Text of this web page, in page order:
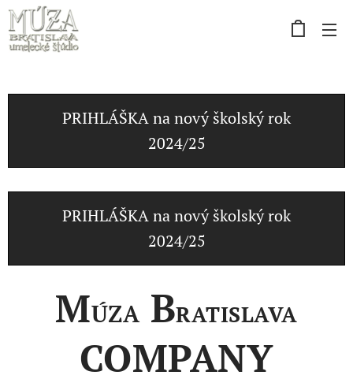
PRIHLÁŠKA na nový školský rok
2024/25
PRIHLÁŠKA na nový školský rok
2024/25
MÚZA BRATISLAVA
COMPANY